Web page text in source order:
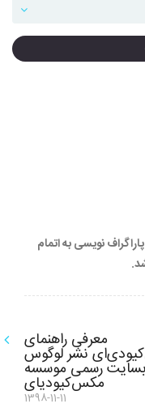
نویسی به اتمام
معرفی راهنمای
نشر لوگوس
رسمی موسسه
مکس‌کیودیای
1398-11-11